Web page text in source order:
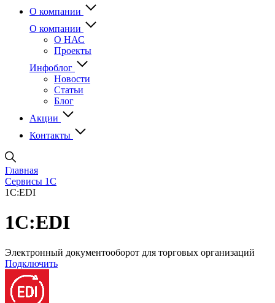
О компании
О компании
О НАС
Проекты
Инфоблог
Новости
Статьи
Блог
Акции
Контакты
Главная
Сервисы 1С
1С:EDI
1С:EDI
Электронный документооборот для торговых организаций
Подключить